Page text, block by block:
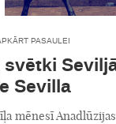
PASAULEI
svētki
Sevilla
mēnesī